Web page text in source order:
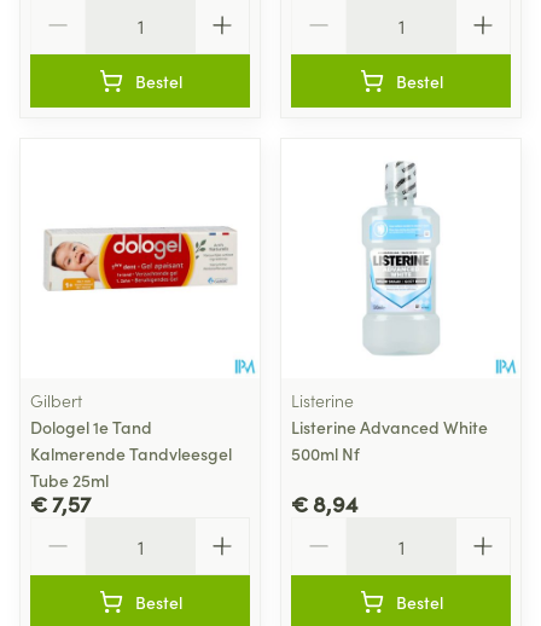
Bestel Bestel
Gilbert
Dologel 1e Tand
Kalmerende Tandvleesgel
Tube 25ml
€ 7,57
Bestel
Listerine
Listerine Advanced White
500ml Nf
€ 8,94
Bestel